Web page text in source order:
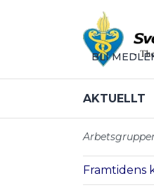
AKTUELLT
BLI
Framtidens